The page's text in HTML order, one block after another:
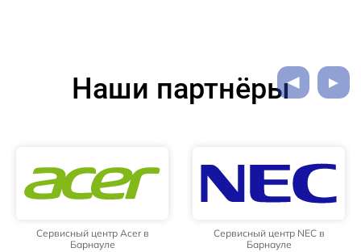
Наши партнёры
Сервисный центр Acer в
Барнауле
Сервисный центр NEC в
Барнауле